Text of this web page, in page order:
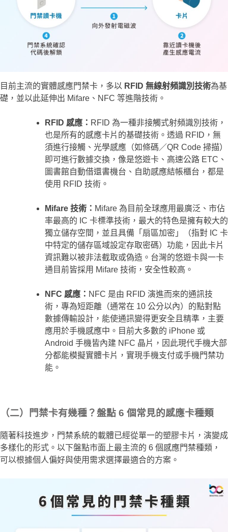
目前主流的實體感應門禁卡，多以 RFID 無線射頻識別技術為基
礎，並以此延伸出 Mifare、NFC 等進階技術。
RFID 感應： RFID 為一種非接觸式射頻識別技術，
也是所有的感應卡片的基礎技術。透過 RFID，無
須進行接觸、光學感應（如條碼／QR Code 掃描）
即可進行數據交換，像是悠遊卡、高速公路 ETC、
圖書館自動借還書機台、自助感應結帳櫃台，都是
使用 RFID 技術。
Mifare 技術： Mifare 為目前全球應用最廣泛、市佔
率最高的 IC 卡標準技術，最大的特色是擁有較大的
獨立儲存空間，並且具備「扇區加密」（指對 IC 卡
中特定的儲存區域設定存取密碼）功能，因此卡片
資訊難以被非法截取或偽造。台灣的悠遊卡與一卡
通目前皆採用 Mifare 技術，安全性較高。
NFC 感應： NFC 是由 RFID 演進而來的通訊技
術，專為短距離（通常在 10 公分以內）的點對點
數據傳輸設計，能使通訊變得更安全且精準，主要
應用於手機感應中。目前大多數的 iPhone 或
Android 手機皆內建 NFC 晶片，因此現代手機大部
分都能模擬實體卡片，實現手機支付或手機門禁功
能。
（二）門禁卡有幾種？盤點 6 個常見的感應卡種類
隨著科技進步，門禁系統的載體已經從單一的塑膠卡片，演變成
多樣化的形式。以下盤點市面上最主流的 6 個感應門禁種類，
可以根據個人偏好與使用需求選擇最適合的方案。